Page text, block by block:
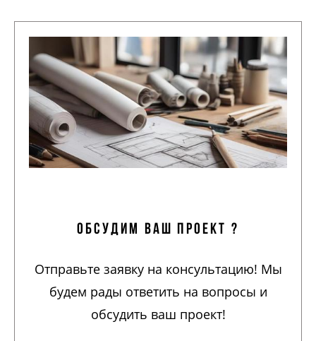
обсудим ваш проект ?
Отправьте заявку на консультацию! Мы
будем рады ответить на вопросы и
обсудить ваш проект!